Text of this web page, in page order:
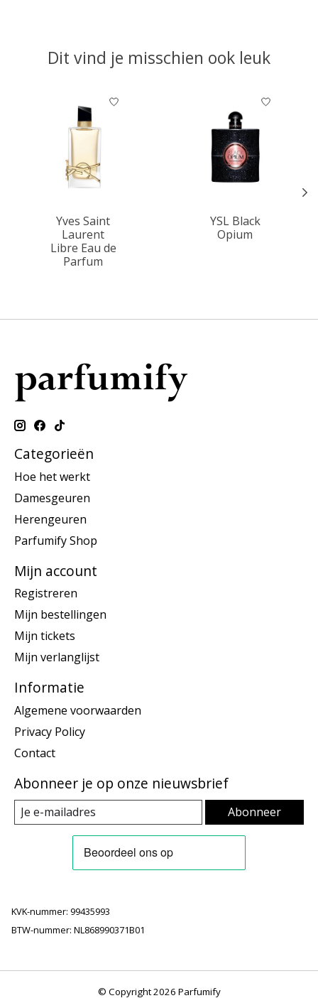
Dit vind je misschien ook leuk
Items van productcarrousel
Yves Saint
Laurent
Libre Eau de
Parfum
YSL Black
Opium
Categorieën
Hoe het werkt
Damesgeuren
Herengeuren
Parfumify Shop
Mijn account
Registreren
Mijn bestellingen
Mijn tickets
Mijn verlanglijst
Informatie
Algemene voorwaarden
Privacy Policy
Contact
Abonneer je op onze nieuwsbrief
Abonneer
KVK-nummer: 99435993
BTW-nummer: NL868990371B01
© Copyright 2026 Parfumify